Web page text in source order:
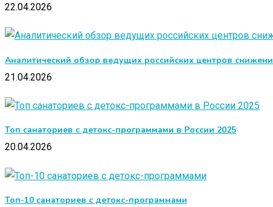
22.04.2026
Аналитический обзор ведущих российских центров
21.04.2026
Топ санаториев с детокс-программами в России 2025
20.04.2026
Топ-10 санаториев с детокс-программами